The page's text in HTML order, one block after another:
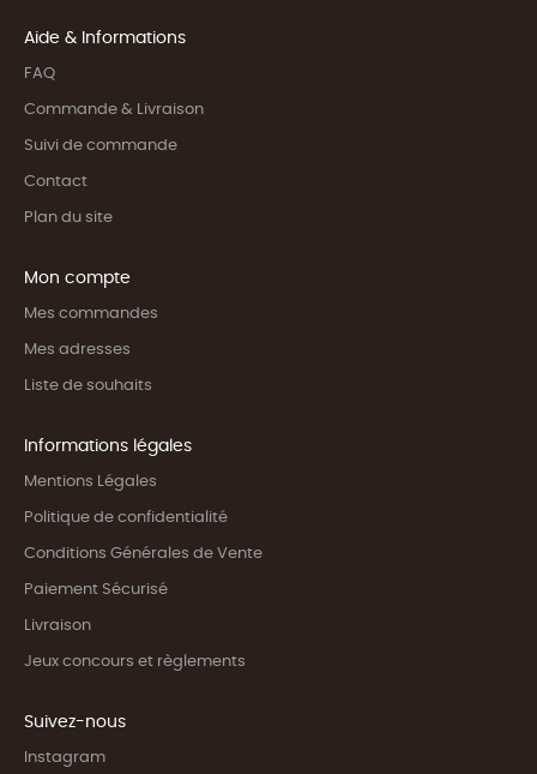
Aide & Informations
FAQ
Commande & Livraison
Suivi de commande
Contact
Plan du site
Mon compte
Mes commandes
Mes adresses
Liste de souhaits
Informations légales
Mentions Légales
Politique de confidentialité
Conditions Générales de Vente
Paiement Sécurisé
Livraison
Jeux concours et règlements
Suivez-nous
Instagram